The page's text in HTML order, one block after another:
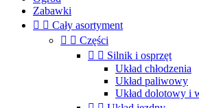
Zabawki
  Cały asortyment
  Części
  Silnik i osprzęt
Układ chłodzenia
Układ paliwowy
Układ dolotowy i